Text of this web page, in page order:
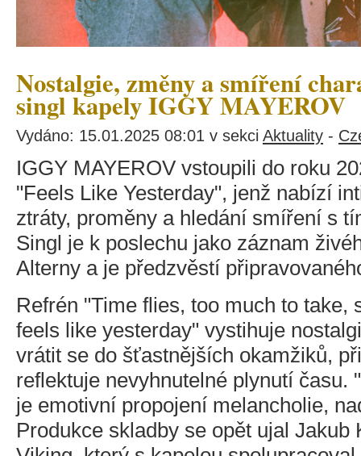
Nostalgie, změny a smíření
singl kapely IGGY MAYEROV
Vydáno: 15.01.2025 08:01 v sekci Aktuality -
IGGY MAYEROV vstoupili do roku
"Feels Like Yesterday", jenž nabízí
ztráty, proměny a hledání smíření s
Singl je k poslechu jako záznam
Alterny a je předzvěstí
Refrén "Time flies, too much to take,
feels like yesterday" vystihuje
vrátit se do šťastnějších okamžiků,
reflektuje nevyhnutelné plynutí času.
je emotivní propojení melancholie,
Produkce skladby se opět ujal Jakub